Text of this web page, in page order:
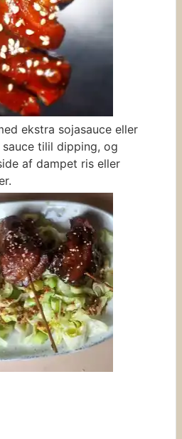
ekstra sojasauce eller
sauce tilil dipping, og
af dampet ris eller